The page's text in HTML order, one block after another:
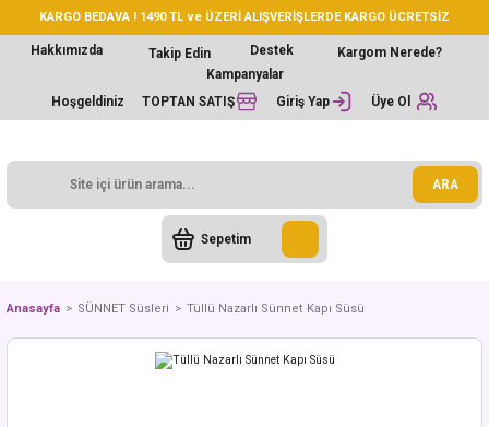
KARGO BEDAVA ! 1490 TL ve ÜZERİ ALIŞVERİŞLERDE KARGO ÜCRETSİZ
Hakkımızda Takip Edin Destek
Kargom Nerede?
Kampanyalar
Hoşgeldiniz
TOPTAN SATIŞ Giriş Yap Üye Ol
ARA
Sepetim
Anasayfa SÜNNET Süsleri Tüllü Nazarlı Sünnet Kapı Süsü